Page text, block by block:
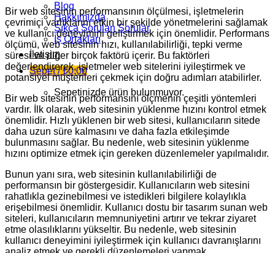
Blog
Hakkımızda
Sıkça Sorulan Sorular
İş Ortakları
İletişim
Sepet /₺0,00
Sepetinizde ürün bulunmuyor.
Bir web sitesinin performansının ölçülmesi, işletmelerin
çevrimiçi varlıklarını etkin bir şekilde yönetmelerini sağlamak
ve kullanıcı deneyimini geliştirmek için önemlidir. Performans
ölçümü, web sitesinin hızı, kullanılabilirliği, tepki verme
süresi ve diğer birçok faktörü içerir. Bu faktörleri
değerlendirerek, işletmeler web sitelerini iyileştirmek ve
potansiyel müşterileri çekmek için doğru adımları atabilirler.
Bir web sitesinin performansını ölçmenin çeşitli yöntemleri
vardır. İlk olarak, web sitesinin yüklenme hızını kontrol etmek
önemlidir. Hızlı yüklenen bir web sitesi, kullanıcıların sitede
daha uzun süre kalmasını ve daha fazla etkileşimde
bulunmasını sağlar. Bu nedenle, web sitesinin yüklenme
hızını optimize etmek için gereken düzenlemeler yapılmalıdır.
Bunun yanı sıra, web sitesinin kullanılabilirliği de
performansın bir göstergesidir. Kullanıcıların web sitesini
rahatlıkla gezinebilmesi ve istedikleri bilgilere kolaylıkla
erişebilmesi önemlidir. Kullanıcı dostu bir tasarım sunan web
siteleri, kullanıcıların memnuniyetini artırır ve tekrar ziyaret
etme olasılıklarını yükseltir. Bu nedenle, web sitesinin
kullanıcı deneyimini iyileştirmek için kullanıcı davranışlarını